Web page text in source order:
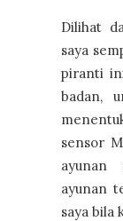
Dilihat
saya
piranti
badan,
sensor
ayunan
ayunan
saya bila